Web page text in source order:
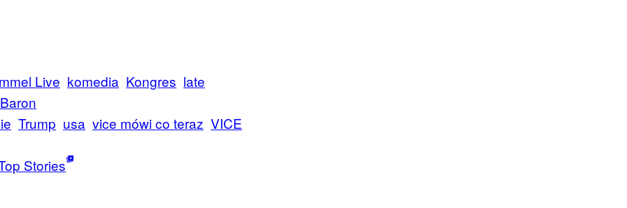
Live komedia Kongres late
Trump usa vice mówi co teraz VICE
Stories